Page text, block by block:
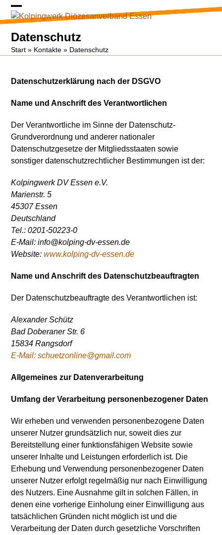
Skip
Open
mobile
menu
Close
mobile
menu
Datenschutz
Start » Kontakte » Datenschutz
Datenschutzerklärung nach der DSGVO
Name und Anschrift des Verantwortlichen
Der Verantwortliche im Sinne der Datenschutz-
Grundverordnung und anderer nationaler
Datenschutzgesetze der Mitgliedsstaaten sowie
sonstiger datenschutzrechtlicher Bestimmungen ist der:
Kolpingwerk DV Essen e.V.
Marienstr. 5
45307 Essen
Deutschland
Tel.: 0201-50223-0
E-Mail: info@kolping-dv-essen.de
Website:www.kolping-dv-essen.de
Name und Anschrift des Datenschutzbeauftragten
Der Datenschutzbeauftragte des Verantwortlichen ist:
Alexander Schütz
Bad Doberaner Str. 6
15834 Rangsdorf
E-Mail: schuetzonline@gmail.com
Allgemeines zur Datenverarbeitung
Umfang der Verarbeitung personenbezogener Daten
Wir erheben und verwenden personenbezogene Daten
unserer Nutzer grundsätzlich nur, soweit dies zur
Bereitstellung einer funktionsfähigen Website sowie
unserer Inhalte und Leistungen erforderlich ist. Die
Erhebung und Verwendung personenbezogener Daten
unserer Nutzer erfolgt regelmäßig nur nach Einwilligung
des Nutzers. Eine Ausnahme gilt in solchen Fällen, in
denen eine vorherige Einholung einer Einwilligung aus
tatsächlichen Gründen nicht möglich ist und die
Verarbeitung der Daten durch gesetzliche Vorschriften